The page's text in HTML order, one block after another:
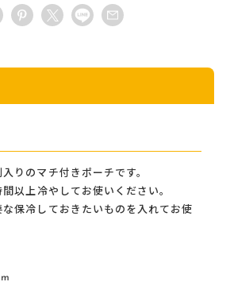
りのマチ付きポーチです。
以上冷やしてお使いください。
保冷しておきたいものを入れてお使